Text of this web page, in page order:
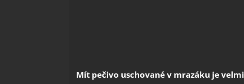
Mít pečivo uschované v mrazáku je